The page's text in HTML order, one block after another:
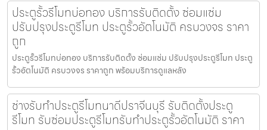
ประตูรั้วรีโมทบ่อทอง บริการรับติดตั้ง ซ่อมแซ่ม
ปรับปรุงประตูรีโมท ประตูรั้วอัตโนมัติ ครบวงจร ราคา
ถูก
ประตูรั้วรีโมทบ่อทอง บริการรับติดตั้ง ซ่อมแซ่ม ปรับปรุงประตูรีโมท ประตู
รั้วอัตโนมัติ ครบวงจร ราคาถูก พร้อมบริการดูแลหลัง
ช่างรับทำประตูรีโมทนาดีปราจีนบุรี รับติดตั้งประตู
รีโมท รับซ่อมประตูรีโมทรับทำประตูรั้วอัตโนมัติ ราคา